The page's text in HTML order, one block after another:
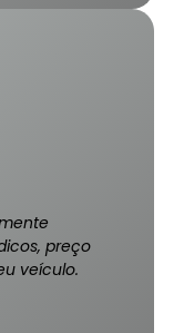
preço
veículo.